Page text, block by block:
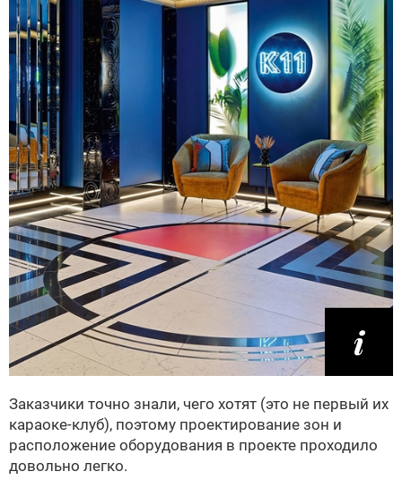
Заказчики точно знали, чего хотят (это не первый их
караоке-клуб), поэтому проектирование зон и
расположение оборудования в проекте проходило
довольно легко.